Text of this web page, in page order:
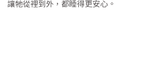
讓牠從裡到外，都睡得更安心。